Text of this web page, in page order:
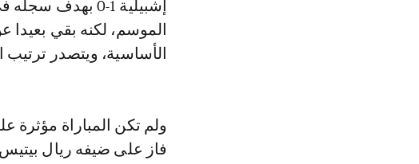
الموسم، لكنه بقي بعيدا
الأساسية، ويتصدر ترتيب
ولم تكن المباراة مؤثرة
فاز على ضيفه ريال بيتيس 3-